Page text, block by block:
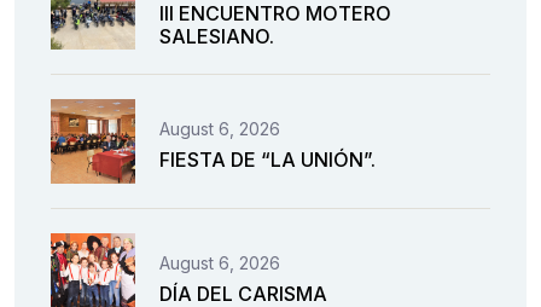
III ENCUENTRO MOTERO
SALESIANO.
August 6, 2026
FIESTA DE “LA UNIÓN”.
August 6, 2026
DÍA DEL CARISMA